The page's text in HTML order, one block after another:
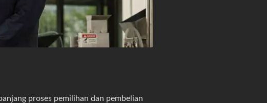
proses pemilihan dan pembelian